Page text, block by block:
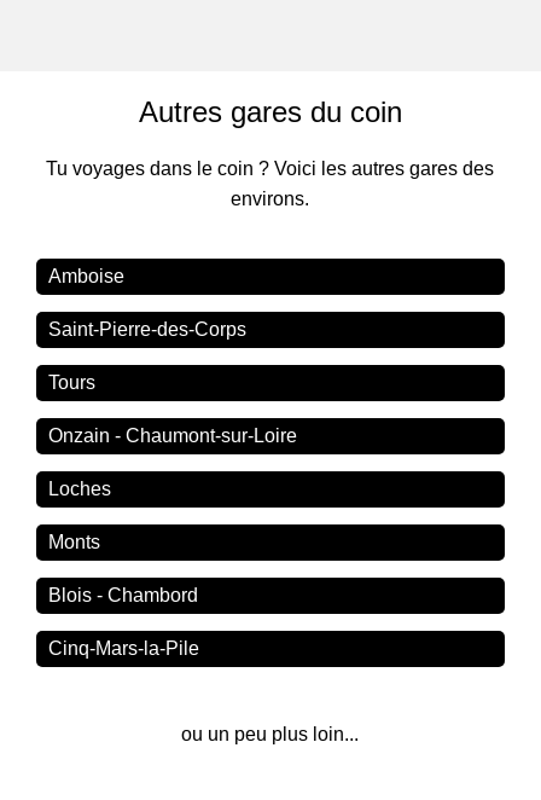
Autres gares du coin
Tu voyages dans le coin ? Voici les autres gares des
environs.
Amboise
Saint-Pierre-des-Corps
Tours
Onzain - Chaumont-sur-Loire
Loches
Monts
Blois - Chambord
Cinq-Mars-la-Pile
ou un peu plus loin...